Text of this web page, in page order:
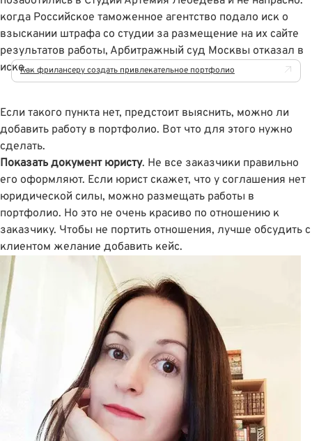
когда Российское таможенное агентство подало иск о
взыскании штрафа со студии за размещение на их сайте
результатов работы, Арбитражный суд Москвы отказал в
иске.Как фрилансеру создать привлекательное портфолио
Если такого пункта нет, предстоит выяснить, можно ли
добавить работу в портфолио. Вот что для этого нужно
сделать.
Показать документ юристу. Не все заказчики правильно
его оформляют. Если юрист скажет, что у соглашения нет
юридической силы, можно размещать работы в
портфолио. Но это не очень красиво по отношению к
заказчику. Чтобы не портить отношения, лучше обсудить с
клиентом желание добавить кейс.